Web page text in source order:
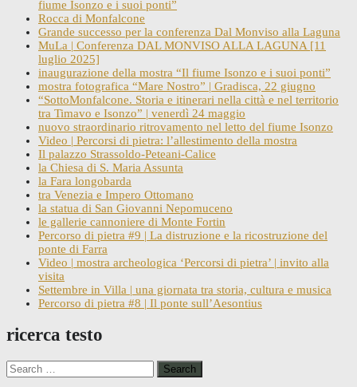
fiume Isonzo e i suoi ponti”
Rocca di Monfalcone
Grande successo per la conferenza Dal Monviso alla Laguna
MuLa | Conferenza DAL MONVISO ALLA LAGUNA [11
luglio 2025]
inaugurazione della mostra “Il fiume Isonzo e i suoi ponti”
mostra fotografica “Mare Nostro” | Gradisca, 22 giugno
“SottoMonfalcone. Storia e itinerari nella città e nel territorio
tra Timavo e Isonzo” | venerdì 24 maggio
nuovo straordinario ritrovamento nel letto del fiume Isonzo
Video | Percorsi di pietra: l’allestimento della mostra
Il palazzo Strassoldo-Peteani-Calice
la Chiesa di S. Maria Assunta
la Fara longobarda
tra Venezia e Impero Ottomano
la statua di San Giovanni Nepomuceno
le gallerie cannoniere di Monte Fortin
Percorso di pietra #9 | La distruzione e la ricostruzione del
ponte di Farra
Video | mostra archeologica ‘Percorsi di pietra’ | invito alla
visita
Settembre in Villa | una giornata tra storia, cultura e musica
Percorso di pietra #8 | Il ponte sull’Aesontius
ricerca testo
Search
for: